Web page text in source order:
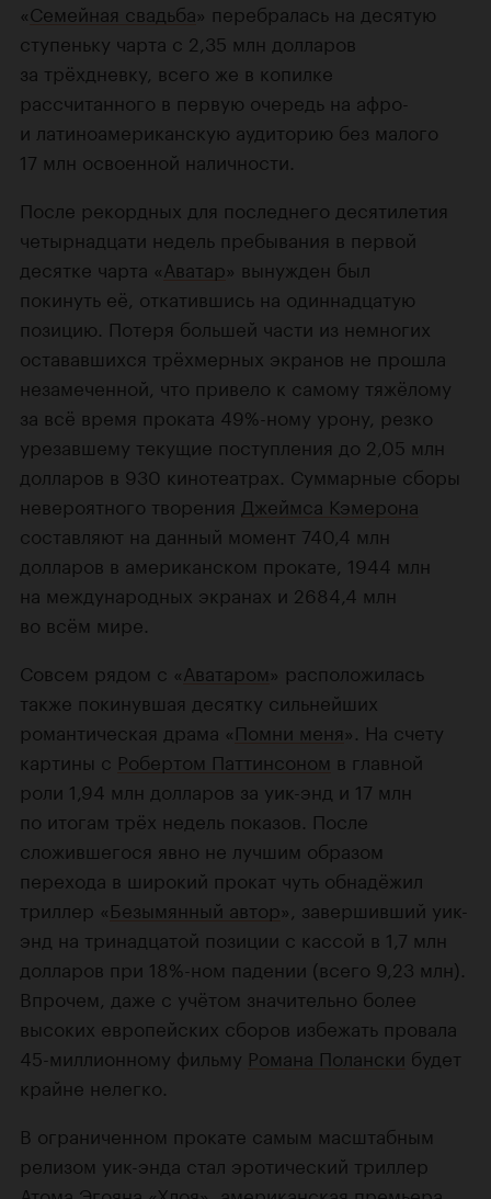
«Семейная свадьба» перебралась на десятую
ступеньку чарта с 2,35 млн долларов
за трёхдневку, всего же в копилке
рассчитанного в первую очередь на афро-
и латиноамериканскую аудиторию без малого
17 млн освоенной наличности.
После рекордных для последнего десятилетия
четырнадцати недель пребывания в первой
десятке чарта «Аватар» вынужден был
покинуть её, откатившись на одиннадцатую
позицию. Потеря большей части из немногих
остававшихся трёхмерных экранов не прошла
незамеченной, что привело к самому тяжёлому
за всё время проката 49%-ному урону, резко
урезавшему текущие поступления до 2,05 млн
долларов в 930 кинотеатрах. Суммарные сборы
невероятного творения Джеймса Кэмерона
составляют на данный момент 740,4 млн
долларов в американском прокате, 1944 млн
на международных экранах и 2684,4 млн
во всём мире.
Совсем рядом с «Аватаром» расположилась
также покинувшая десятку сильнейших
романтическая драма «Помни меня». На счету
картины с Робертом Паттинсоном в главной
роли 1,94 млн долларов за уик-энд и 17 млн
по итогам трёх недель показов. После
сложившегося явно не лучшим образом
перехода в широкий прокат чуть обнадёжил
триллер «Безымянный автор», завершивший уик-
энд на тринадцатой позиции с кассой в 1,7 млн
долларов при 18%-ном падении (всего 9,23 млн).
Впрочем, даже с учётом значительно более
высоких европейских сборов избежать провала
45-миллионному фильму Романа Полански будет
крайне нелегко.
В ограниченном прокате самым масштабным
релизом уик-энда стал эротический триллер